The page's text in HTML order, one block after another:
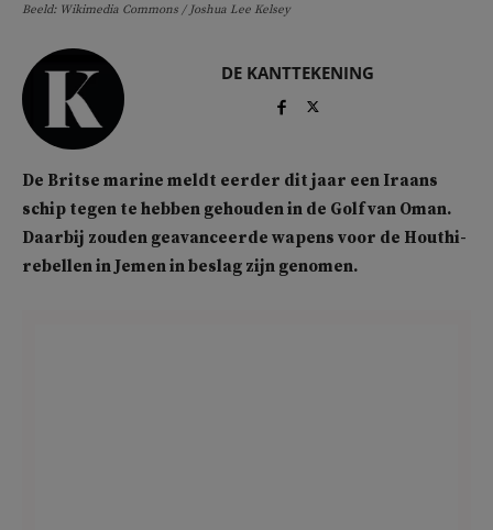
Beeld: Wikimedia Commons / Joshua Lee Kelsey
DE KANTTEKENING
De Britse marine meldt eerder dit jaar een Iraans
schip tegen te hebben gehouden in de Golf van Oman.
Daarbij zouden geavanceerde wapens voor de Houthi-
rebellen in Jemen in beslag zijn genomen.